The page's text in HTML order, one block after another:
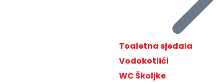
Toaletna sjedala
Vodokotlići
WC Školjke